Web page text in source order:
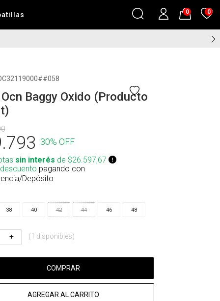
0 0
⚡ COMPRA HOY HASTA LAS
Baggy Oxido (Producto
30% OFF
sin interés de $26.597,67
pagando con
Depósito
38 40 42 44 46 48
(1 disponibles)
COMPRAR
AGREGAR AL CARRITO